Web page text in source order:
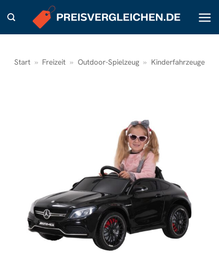
Inhalt
springen
Start » Freizeit » Outdoor-Spielzeug » Kinderfahrzeuge